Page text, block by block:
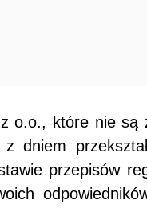
o.o., które nie są
dniem
przepisów